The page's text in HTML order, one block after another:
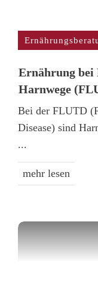
Ernährung bei
Harnwege
Bei der FLUTD
Disease) sind
...
mehr lesen